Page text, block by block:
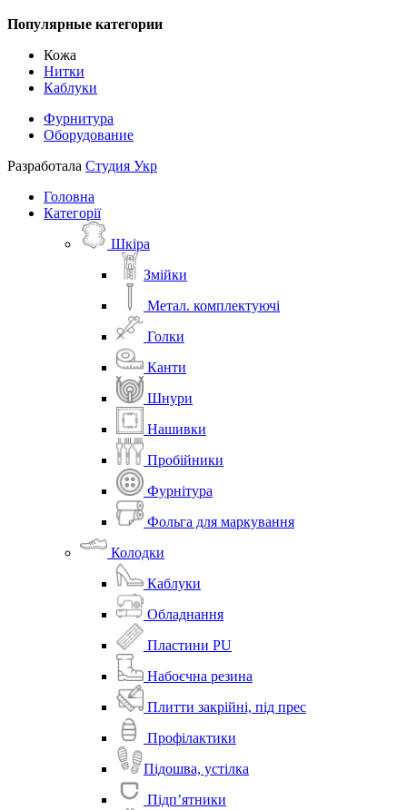
Популярные категории
Кожа
Нитки
Каблуки
Фурнитура
Оборудование
Разработала Студия Укр
Головна
Категорії
Шкіра
Змійки
Метал. комплектуючі
Голки
Канти
Шнури
Нашивки
Пробійники
Фурнітура
Фольга для маркування
Колодки
Каблуки
Обладнання
Пластини PU
Набоєчна резина
Плитти закрійні, під прес
Профілактики
Підошва, устілка
Підп’ятники